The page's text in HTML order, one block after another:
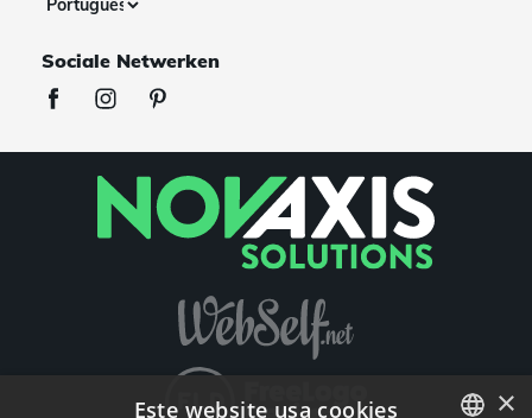
Sociale Netwerken
×
Este website usa cookies